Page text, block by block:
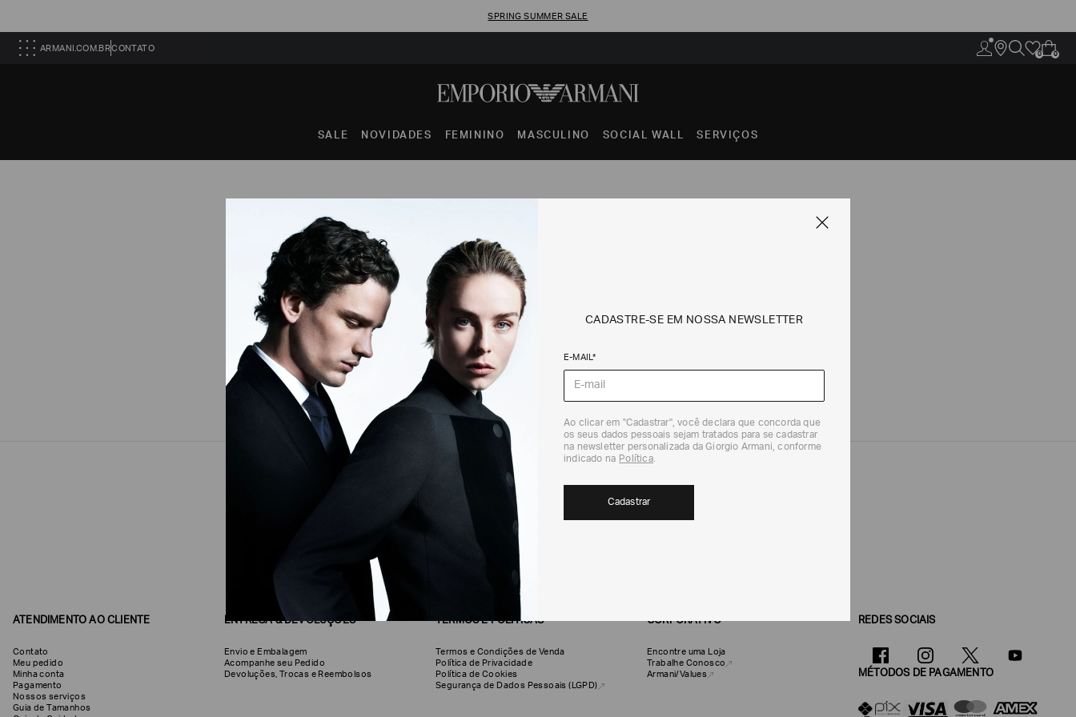
SPRING SUMMER SALE
ARMANI.COM.BRCONTATO
0 0
SALE NOVIDADES FEMININO MASCULINO SOCIAL WALL SERVIÇOS
CADASTRE-SE EM NOSSA NEWSLETTER
ATENDIMENTO AO CLIENTE
Contato
Meu pedido
Minha conta
Pagamento
Nossos serviços
Guia de Tamanhos
ENTREGA & DEVOLUÇÕES
Envio e Embalagem
Acompanhe seu Pedido
Devoluções, Trocas e Reembolsos
TERMOS E POLÍTICAS
Termos e Condições de Venda
Política de Privacidade
Política de Cookies
Segurança de Dados Pessoais (LGPD)
CORPORATIVO
Encontre uma Loja
Trabalhe Conosco
Armani/Values
REDES SOCIAIS
MÉTODOS DE PAGAMENTO
CADASTRE-SE EM NOSSA NEWSLETTER
E-MAIL*
Ao clicar em "Cadastrar", você declara que concorda que
os seus dados pessoais sejam tratados para se cadastrar
na newsletter personalizada da Giorgio Armani, conforme
indicado na Política.
Cadastrar